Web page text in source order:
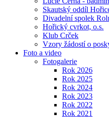
Skautský oddíl
Divadelní spolek
Hořický cvrkot, o.s.
Klub Crček
Vzory žádostí o
Foto a video
Fotogalerie
Rok 2026
Rok 2025
Rok 2024
Rok 2023
Rok 2022
Rok 2021